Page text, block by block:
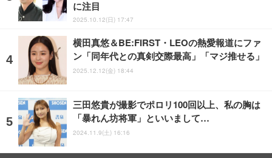
に注目
2025.10.12(日) 17:47
横田真悠＆BE:FIRST・LEOの熱愛報道にファ
ン「同年代との真剣交際最高」「マジ推せる」
2025.12.12(金) 18:44
三田悠貴が撮影でポロリ100回以上、私の胸は
「暴れん坊将軍」といいまして…
2024.11.9(土) 16:16